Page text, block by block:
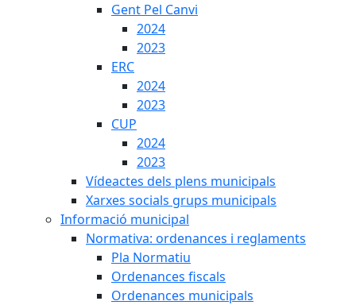
Gent Pel Canvi
2024
2023
ERC
2024
2023
CUP
2024
2023
Vídeactes dels plens municipals
Xarxes socials grups municipals
Informació municipal
Normativa: ordenances i reglaments
Pla Normatiu
Ordenances fiscals
Ordenances municipals